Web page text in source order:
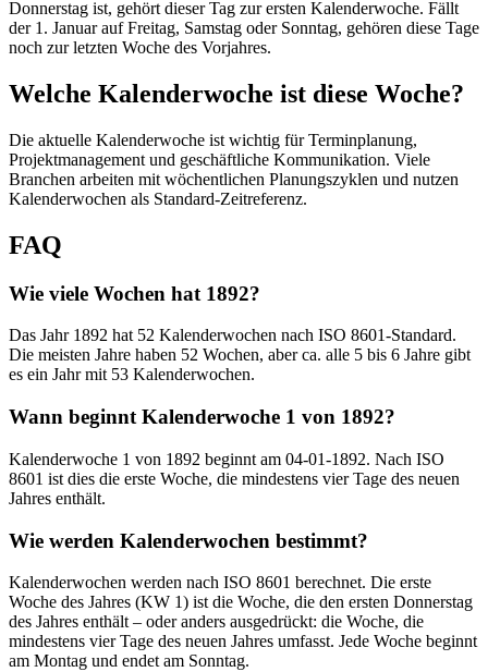
Donnerstag ist, gehört dieser Tag zur ersten Kalenderwoche. Fällt
der 1. Januar auf Freitag, Samstag oder Sonntag, gehören diese Tage
noch zur letzten Woche des Vorjahres.
Welche Kalenderwoche ist diese Woche?
Die aktuelle Kalenderwoche ist wichtig für Terminplanung,
Projektmanagement und geschäftliche Kommunikation. Viele
Branchen arbeiten mit wöchentlichen Planungszyklen und nutzen
Kalenderwochen als Standard-Zeitreferenz.
FAQ
Wie viele Wochen hat 1892?
Das Jahr 1892 hat 52 Kalenderwochen nach ISO 8601-Standard.
Die meisten Jahre haben 52 Wochen, aber ca. alle 5 bis 6 Jahre gibt
es ein Jahr mit 53 Kalenderwochen.
Wann beginnt Kalenderwoche 1 von 1892?
Kalenderwoche 1 von 1892 beginnt am 04-01-1892. Nach ISO
8601 ist dies die erste Woche, die mindestens vier Tage des neuen
Jahres enthält.
Wie werden Kalenderwochen bestimmt?
Kalenderwochen werden nach ISO 8601 berechnet. Die erste
Woche des Jahres (KW 1) ist die Woche, die den ersten Donnerstag
des Jahres enthält – oder anders ausgedrückt: die Woche, die
mindestens vier Tage des neuen Jahres umfasst. Jede Woche beginnt
am Montag und endet am Sonntag.